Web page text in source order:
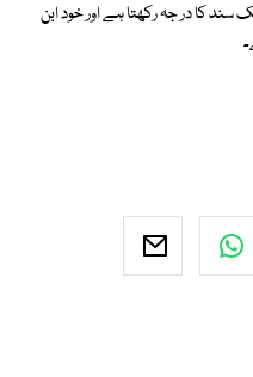
سند کا در جہ رکھتا ہے اور خود ابن